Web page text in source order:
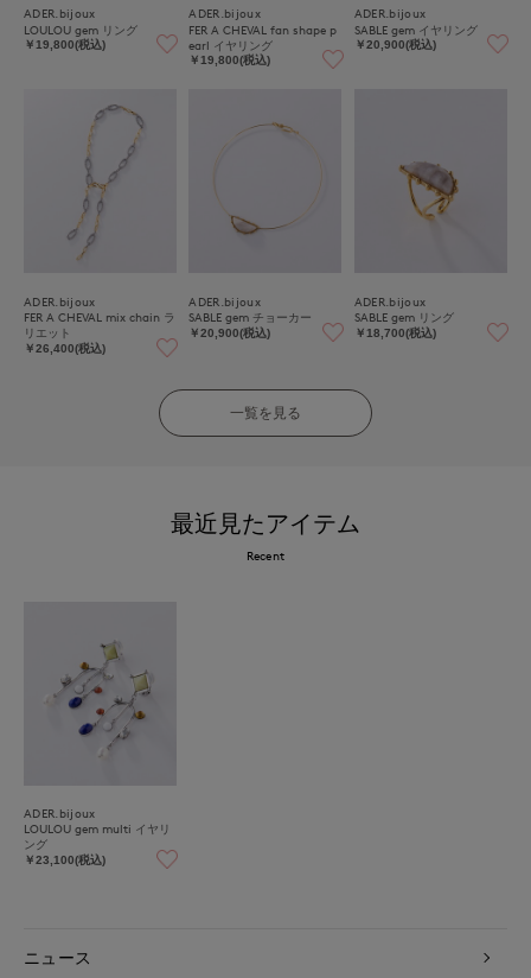
ADER.bijoux
LOULOU gem リング
￥19,800(税込)
ADER.bijoux
FER A CHEVAL fan shape p
earl イヤリング
￥19,800(税込)
ADER.bijoux
SABLE gem イヤリング
￥20,900(税込)
ADER.bijoux
FER A CHEVAL mix chain ラ
リエット
￥26,400(税込)
ADER.bijoux
SABLE gem チョーカー
￥20,900(税込)
ADER.bijoux
SABLE gem リング
￥18,700(税込)
一覧を見る
最近見たアイテム
Recent
ADER.bijoux
LOULOU gem multi イヤリ
ング
￥23,100(税込)
ニュース